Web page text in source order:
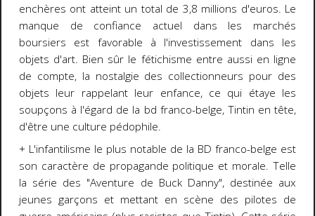
enchères ont atteint un total de 3,8 millions d'euros. Le
manque de confiance actuel dans les marchés
boursiers est favorable à l'investissement dans les
objets d'art. Bien sûr le fétichisme entre aussi en ligne
de compte, la nostalgie des collectionneurs pour des
objets leur rappelant leur enfance, ce qui étaye les
soupçons à l'égard de la bd franco-belge, Tintin en tête,
d'être une culture pédophile.
+ L'infantilisme le plus notable de la BD franco-belge est
son caractère de propagande politique et morale. Telle
la série des "Aventure de Buck Danny", destinée aux
jeunes garçons et mettant en scène des pilotes de